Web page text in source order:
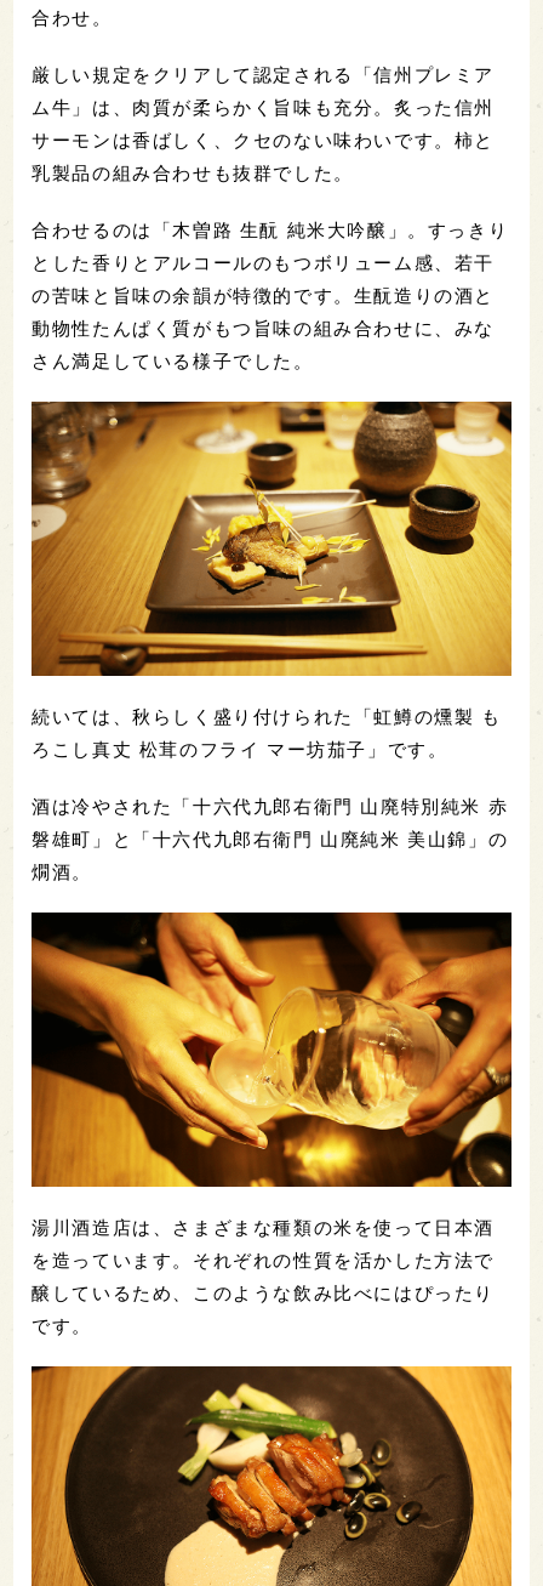
合わせ。
厳しい規定をクリアして認定される「信州プレミア
ム牛」は、肉質が柔らかく旨味も充分。炙った信州
サーモンは香ばしく、クセのない味わいです。柿と
乳製品の組み合わせも抜群でした。
合わせるのは「木曽路 生酛 純米大吟醸」。すっきり
とした香りとアルコールのもつボリューム感、若干
の苦味と旨味の余韻が特徴的です。生酛造りの酒と
動物性たんぱく質がもつ旨味の組み合わせに、みな
さん満足している様子でした。
続いては、秋らしく盛り付けられた「虹鱒の燻製 も
ろこし真丈 松茸のフライ マー坊茄子」です。
酒は冷やされた「十六代九郎右衛門 山廃特別純米 赤
磐雄町」と「十六代九郎右衛門 山廃純米 美山錦」の
燗酒。
湯川酒造店は、さまざまな種類の米を使って日本酒
を造っています。それぞれの性質を活かした方法で
醸しているため、このような飲み比べにはぴったり
です。